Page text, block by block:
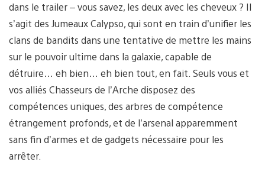
dans le trailer – vous savez, les deux avec les cheveux ? Il
s’agit des Jumeaux Calypso, qui sont en train d’unifier les
clans de bandits dans une tentative de mettre les mains
sur le pouvoir ultime dans la galaxie, capable de
détruire… eh bien… eh bien tout, en fait. Seuls vous et
vos alliés Chasseurs de l’Arche disposez des
compétences uniques, des arbres de compétence
étrangement profonds, et de l’arsenal apparemment
sans fin d’armes et de gadgets nécessaire pour les
arrêter.